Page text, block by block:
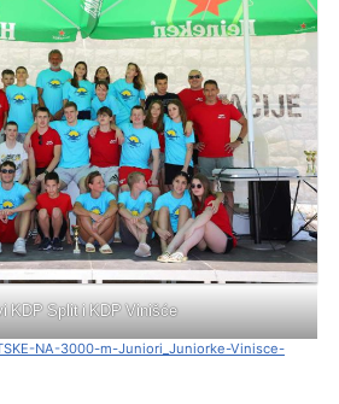
KDP Split i KDP Vinišće
NA-3000-m-Juniori_Juniorke-Vinisce-